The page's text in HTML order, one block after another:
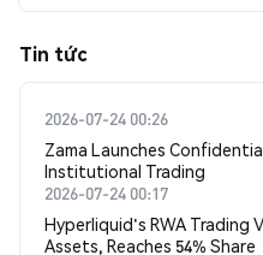
Tin tức
2026-07-24 00:26
Zama Launches
Institutional Trading
2026-07-24 00:17
Hyperliquid's RWA Trading
Assets, Reaches 54% Share